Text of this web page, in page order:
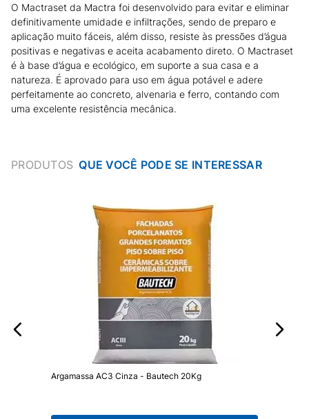
O Mactraset da Mactra foi desenvolvido para evitar e eliminar
definitivamente umidade e infiltrações, sendo de preparo e
aplicação muito fáceis, além disso, resiste às pressões d’água
positivas e negativas e aceita acabamento direto. O Mactraset
é à base d’água e ecológico, em suporte a sua casa e a
natureza. É aprovado para uso em água potável e adere
perfeitamente ao concreto, alvenaria e ferro, contando com
uma excelente resistência mecânica.
PRODUTOS
Argamassa AC3 Cinza - Bautech 20Kg